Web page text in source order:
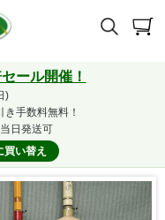
ール開催！
)
手数料無料！
日発送可
い替え